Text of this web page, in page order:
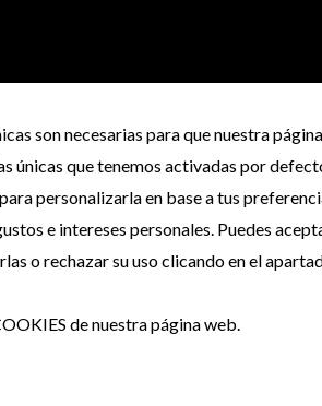
son necesarias para que nuestra
únicas que tenemos activadas por
personalizarla en base a tus
e intereses personales. Puedes
o rechazar su uso clicando en el
de nuestra página web.